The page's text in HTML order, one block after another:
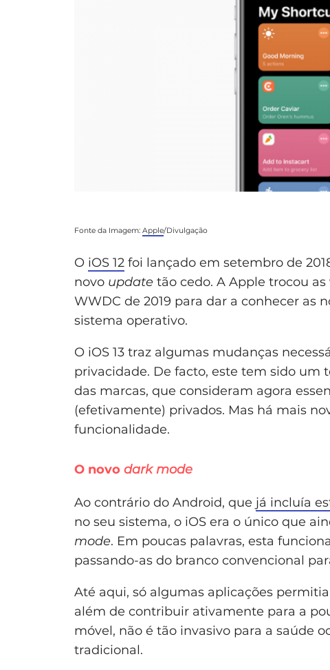
Fonte da Imagem: Apple/Divulgação
O iOS 12 foi lançado em setembro de
novo update tão cedo. A Apple trocou
WWDC de 2019 para dar a conhecer as
sistema operativo.
O iOS 13 traz algumas mudanças
privacidade. De facto, este tem sido um
das marcas, que consideram agora
(efetivamente) privados. Mas há mais
funcionalidade.
O novo dark mode
Ao contrário do Android, que já incluía
no seu sistema, o iOS era o único que
mode. Em poucas palavras, esta
passando-as do branco convencional
Até aqui, só algumas aplicações
além de contribuir ativamente para a
móvel, não é tão invasivo para a saúde
tradicional.